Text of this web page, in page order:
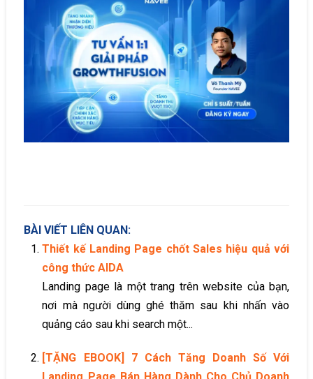
BÀI VIẾT LIÊN QUAN:
Thiết kế Landing Page chốt Sales hiệu quả với
công thức AIDA
Landing page là một trang trên website của bạn,
nơi mà người dùng ghé thăm sau khi nhấn vào
quảng cáo sau khi search một...
[TẶNG EBOOK] 7 Cách Tăng Doanh Số Với